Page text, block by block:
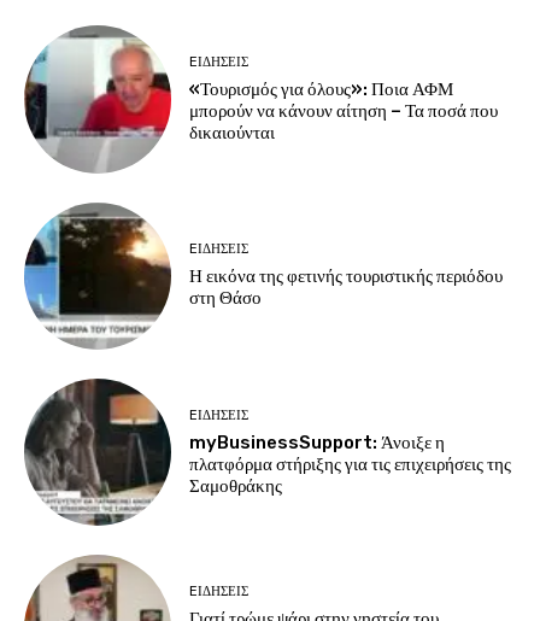
EΙΔΗΣΕΙΣ
«Τουρισμός για όλους»: Ποια ΑΦΜ
μπορούν να κάνουν αίτηση – Τα ποσά που
δικαιούνται
EΙΔΗΣΕΙΣ
Η εικόνα της φετινής τουριστικής περιόδου
στη Θάσο
EΙΔΗΣΕΙΣ
myBusinessSupport: Άνοιξε η
πλατφόρμα στήριξης για τις επιχειρήσεις της
Σαμοθράκης
EΙΔΗΣΕΙΣ